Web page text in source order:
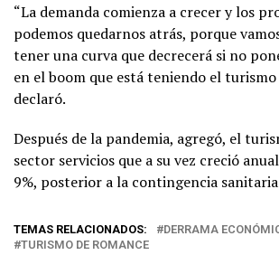
“La demanda comienza a crecer y los
podemos quedarnos atrás, porque
tener una curva que decrecerá si no
en el boom que está teniendo el turismo
declaró.
Después de la pandemia, agregó, el
sector servicios que a su vez creció
9%, posterior a la contingencia
TEMAS RELACIONADOS:
DERRAMA
TURISMO DE ROMANCE